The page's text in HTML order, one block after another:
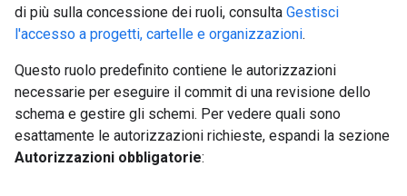
di più sulla concessione dei ruoli, consulta Gestisci
l'accesso a progetti, cartelle e organizzazioni.
Questo ruolo predefinito contiene le autorizzazioni
necessarie per eseguire il commit di una revisione dello
schema e gestire gli schemi. Per vedere quali sono
esattamente le autorizzazioni richieste, espandi la sezione
Autorizzazioni obbligatorie: